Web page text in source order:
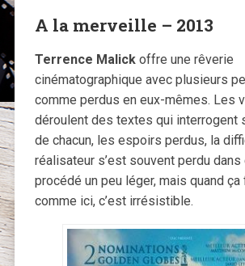
A la merveille – 2013
Terrence Malickoffre une rêverie
cinématographique avec plusieurs
comme perdus en eux-mêmes. Les
déroulent des textes qui interrogent
de chacun, les espoirs perdus, la
réalisateur s’est souvent perdu dans
procédé un peu léger, mais quand ça
comme ici, c’est irrésistible.